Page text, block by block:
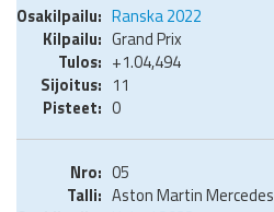
Ranska 2022
Grand Prix
+1.04,494
11
0
05
Aston Martin Mercedes